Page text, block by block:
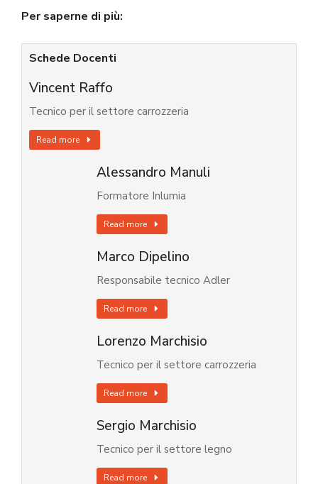
Per saperne di più:
Schede Docenti
Vincent Raffo
Tecnico per il settore carrozzeria
Read more
Alessandro Manuli
Formatore Inlumia
Read more
Marco Dipelino
Responsabile tecnico Adler
Read more
Lorenzo Marchisio
Tecnico per il settore carrozzeria
Read more
Sergio Marchisio
Tecnico per il settore legno
Read more